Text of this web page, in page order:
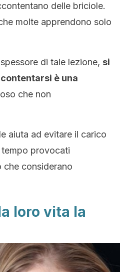
delle briciole.
molte apprendono solo
di tale lezione, si
è una
che non
aiuta ad evitare il carico
provocati
che considerano
loro vita la